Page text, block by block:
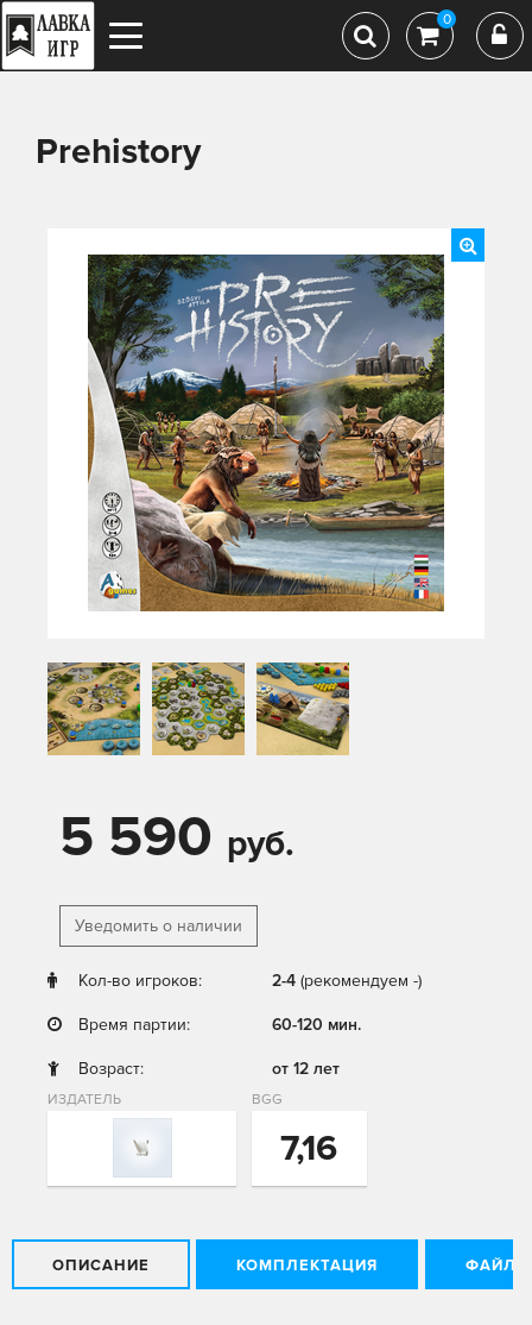
0
Prehistory
5 590 руб.
Уведомить о наличии
Кол-во игроков: 2-4 (рекомендуем -)
Время партии: 60-120 мин.
Возраст: от 12 лет
ИЗДАТЕЛЬ BGG
7,16
ОПИСАНИЕ КОМПЛЕКТАЦИЯ ФАЙЛЫ